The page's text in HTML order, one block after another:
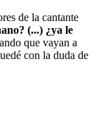
de la cantante
(...) ¿ya le
que vayan a
con la duda de